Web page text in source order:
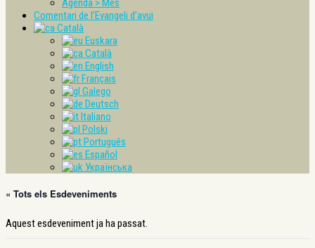
Agenda > Mes
Comentari de l’Evangeli d’avui
Català
Euskara
Català
English
Français
Galego
Deutsch
Italiano
Polski
Português
Español
Українська
« Tots els Esdeveniments
Aquest esdeveniment ja ha passat.